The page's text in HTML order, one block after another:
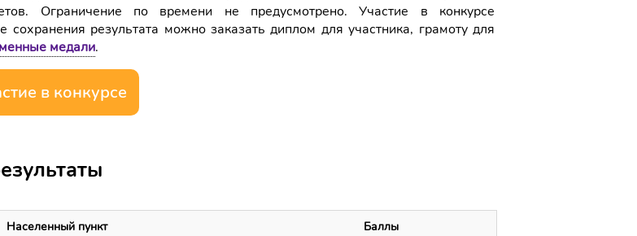
Ограничение по времени не предусмотрено. Участие в конкурсе
сохранения результата можно заказать диплом для участника, грамоту для
медали.
в конкурсе
Населенный пункт Баллы